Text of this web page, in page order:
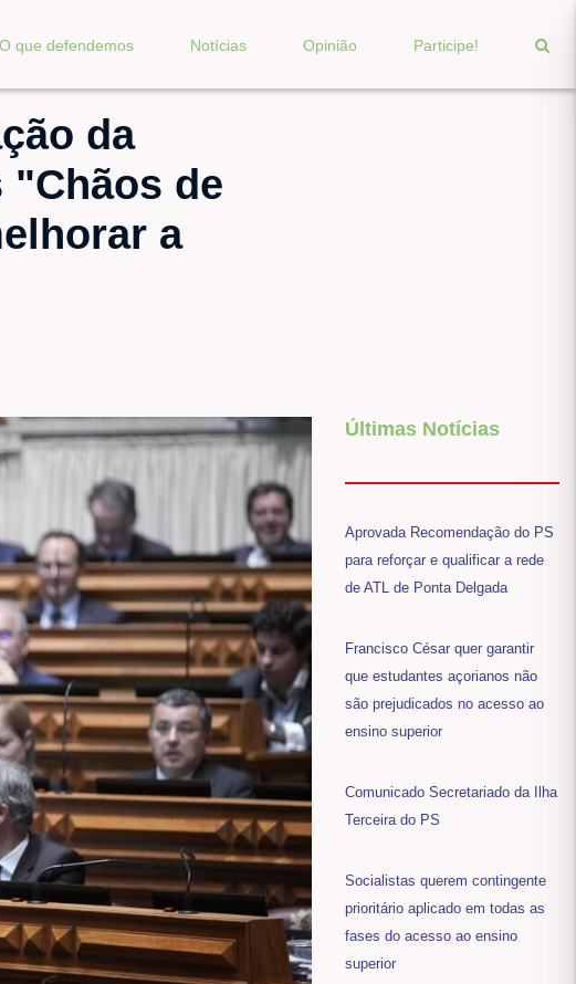
O que defendemos Notícias Opinião Participe!
da
"Chãos de
a
Últimas Notícias
Aprovada Recomendação do PS
para reforçar e qualificar a rede
de ATL de Ponta Delgada
Francisco César quer garantir
que estudantes açorianos não
são prejudicados no acesso ao
ensino superior
Comunicado Secretariado da Ilha
Terceira do PS
Socialistas querem contingente
prioritário aplicado em todas as
fases do acesso ao ensino
superior